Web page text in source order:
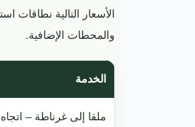
الأسعار التالية نطاقات
والمحطات الإضافية.
الخدمة
ملقا إلى غرناطة –